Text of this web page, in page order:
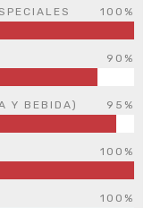
100%
90%
Y BEBIDA) 95%
100%
100%